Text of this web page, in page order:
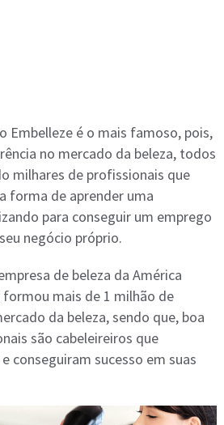
Embelleze é o mais famoso, pois,
no mercado da beleza, todos
milhares de profissionais que
forma de aprender uma
para conseguir um emprego
negócio próprio.
de beleza da América
formou mais de 1 milhão de
da beleza, sendo que, boa
são cabeleireiros que
conseguiram sucesso em suas